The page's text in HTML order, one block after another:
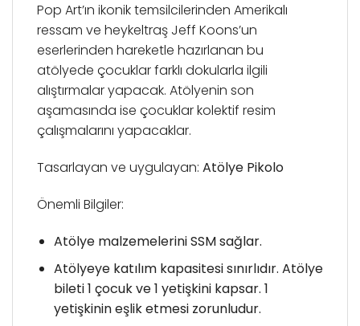
Pop Art’ın ikonik temsilcilerinden Amerikalı
ressam ve heykeltraş Jeff Koons’un
eserlerinden hareketle hazırlanan bu
atölyede çocuklar farklı dokularla ilgili
alıştırmalar yapacak. Atölyenin son
aşamasında ise çocuklar kolektif resim
çalışmalarını yapacaklar.
Tasarlayan ve uygulayan: Atölye Pikolo
Önemli Bilgiler:
Atölye malzemelerini SSM sağlar.
Atölyeye katılım kapasitesi sınırlıdır. Atölye
bileti 1 çocuk ve 1 yetişkini kapsar. 1
yetişkinin eşlik etmesi zorunludur.